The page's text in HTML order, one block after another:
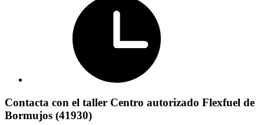
Contacta con el taller Centro autorizado Flexfuel de
Bormujos (41930)